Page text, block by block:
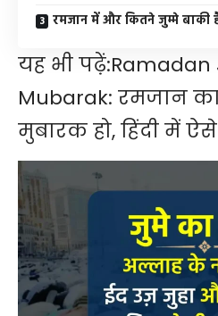
रमजान में और कितने जुम्मे बाकी
यह भी पढ़ें:
Mubarak: रमजान
मुबारक हो, हिंदी में